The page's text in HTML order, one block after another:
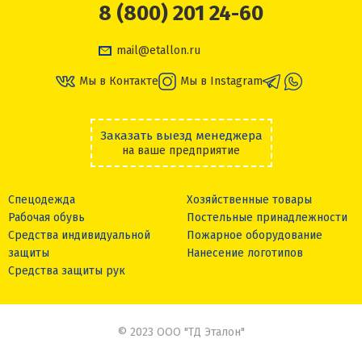
8 (800) 201 24-60
mail@etallon.ru
Мы в Контакте Мы в Instagram
Заказать выезд менеджера
на ваше предприятие
Спецодежда
Рабочая обувь
Средства индивидуальной
защиты
Средства защиты рук
Хозяйственные товары
Постельные принадлежности
Пожарное оборудование
Нанесение логотипов
© 2023 ООО "ТД Эталон"